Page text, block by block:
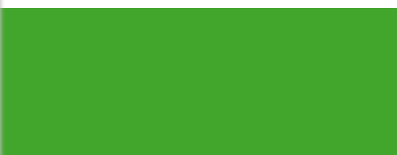
Challenge
Chute no alvo Yeti Sensation